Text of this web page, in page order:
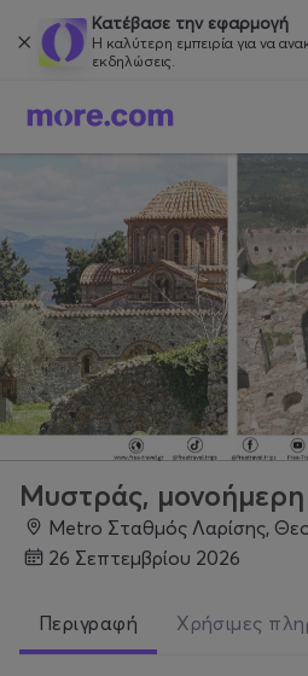
Κατέβασε την εφαρμογή
Η καλύτερη εμπειρία για να
εκδηλώσεις.
Μυστράς,
Metro Σταθμός Λαρίσης,
26 Σεπτεμβρίου 2026
Περιγραφή Χρήσιμες